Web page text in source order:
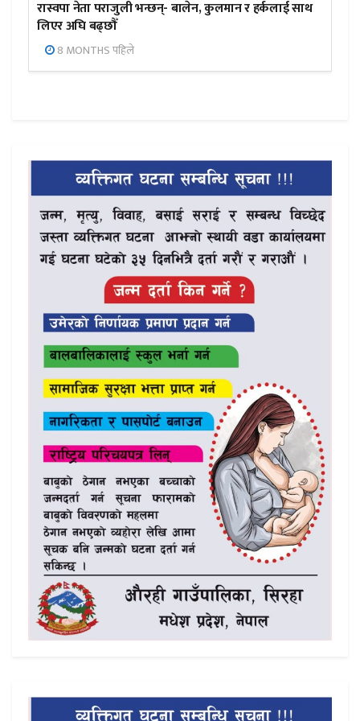
रास्वपा नेता पराजुली भन्छन्- बालेन, कुलमान र हर्कलाई साथ
लिएर अघि बढ्छौँ
8 MONTHS पहिले